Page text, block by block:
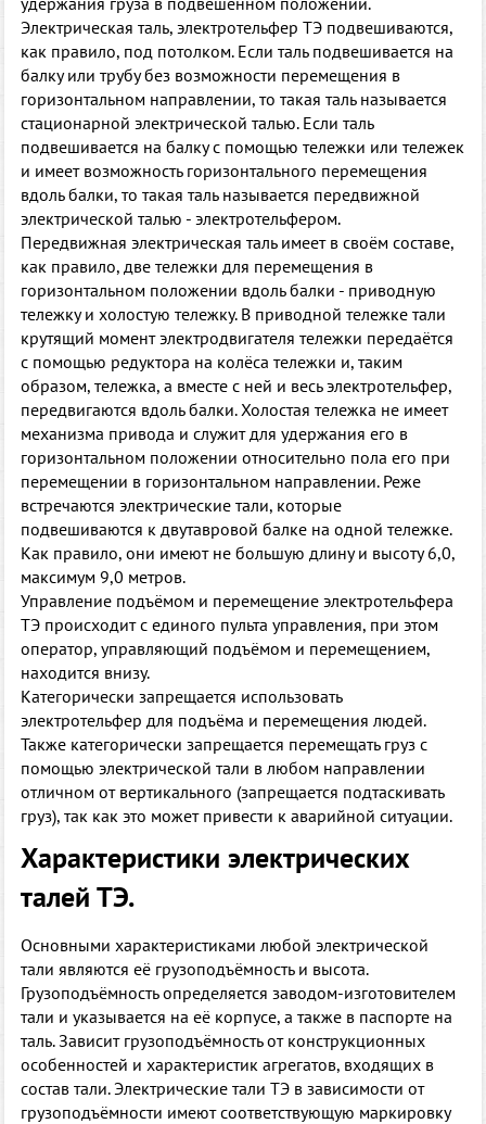
Электрическая таль, электротельфер ТЭ подвешиваются,
как правило, под потолком. Если таль подвешивается на
балку или трубу без возможности перемещения в
горизонтальном направлении, то такая таль называется
стационарной электрической талью. Если таль
подвешивается на балку с помощью тележки или тележек
и имеет возможность горизонтального перемещения
вдоль балки, то такая таль называется передвижной
электрической талью - электротельфером.
Передвижная электрическая таль имеет в своём составе,
как правило, две тележки для перемещения в
горизонтальном положении вдоль балки - приводную
тележку и холостую тележку. В приводной тележке тали
крутящий момент электродвигателя тележки передаётся
с помощью редуктора на колёса тележки и, таким
образом, тележка, а вместе с ней и весь электротельфер,
передвигаются вдоль балки. Холостая тележка не имеет
механизма привода и служит для удержания его в
горизонтальном положении относительно пола его при
перемещении в горизонтальном направлении. Реже
встречаются электрические тали, которые
подвешиваются к двутавровой балке на одной тележке.
Как правило, они имеют не большую длину и высоту 6,0,
максимум 9,0 метров.
Управление подъёмом и перемещение электротельфера
ТЭ происходит с единого пульта управления, при этом
оператор, управляющий подъёмом и перемещением,
находится внизу.
Категорически запрещается использовать
электротельфер для подъёма и перемещения людей.
Также категорически запрещается перемещать груз с
помощью электрической тали в любом направлении
отличном от вертикального (запрещается подтаскивать
груз), так как это может привести к аварийной ситуации.
Характеристики электрических
талей ТЭ.
Основными характеристиками любой электрической
тали являются её грузоподъёмность и высота.
Грузоподъёмность определяется заводом-изготовителем
тали и указывается на её корпусе, а также в паспорте на
таль. Зависит грузоподъёмность от конструкционных
особенностей и характеристик агрегатов, входящих в
состав тали. Электрические тали ТЭ в зависимости от
грузоподъёмности имеют соответствующую маркировку